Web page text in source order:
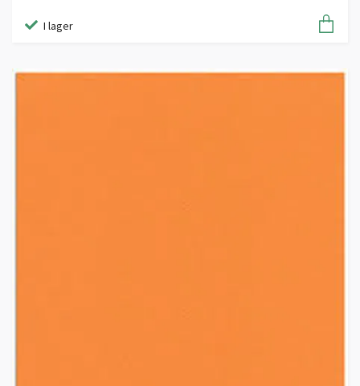
I lager